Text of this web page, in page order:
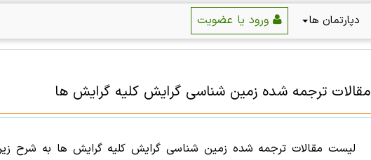
دپارتمان ها
مقالات ترجمه شده زمین شناسی گرایش کلیه گرایش ها
لیست مقالات ترجمه شده زمین شناسیگرایش کلیه گرایش ها به شرح